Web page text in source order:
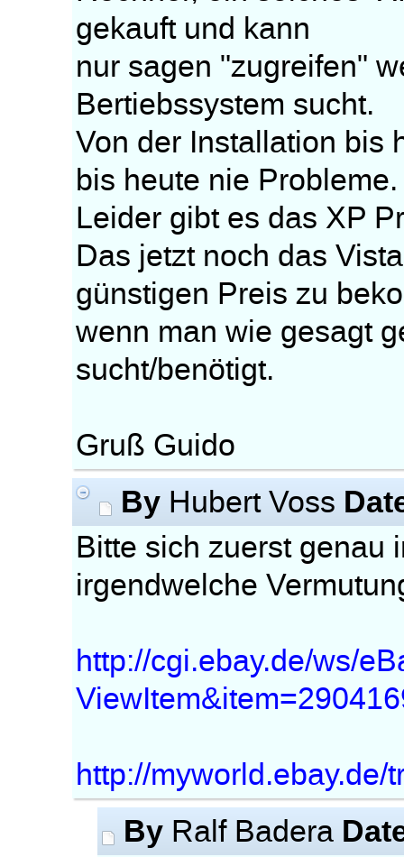
gekauft und kann
nur sagen "zugreifen"
Bertiebssystem sucht.
Von der Installation bis
bis heute nie Probleme.
Leider gibt es das XP
Das jetzt noch das
günstigen Preis zu
wenn man wie gesagt
sucht/benötigt.
Gruß Guido
By Hubert Voss
Bitte sich zuerst genau
irgendwelche
http://cgi.ebay.de/ws/
http://myworld.ebay.de/
By Ralf Badera